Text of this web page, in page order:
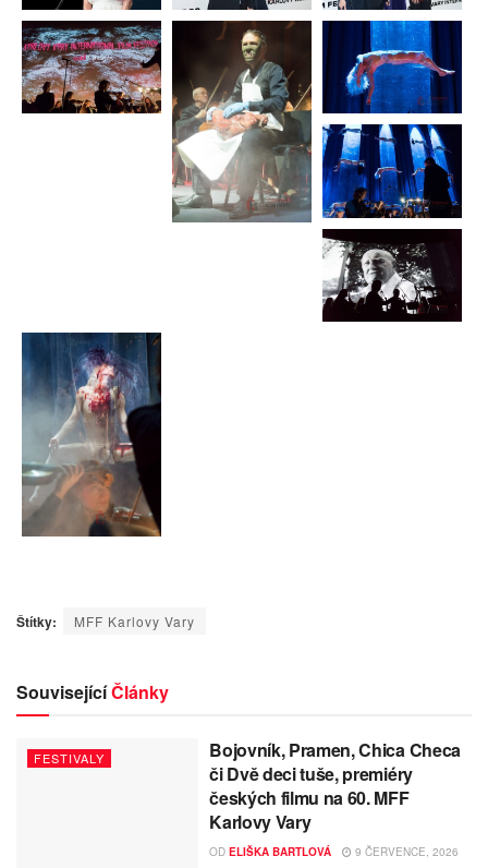
Štítky: MFF Karlovy Vary
SouvisejícíČlánky
FESTIVALY
Bojovník, Pramen, Chica Checa
či Dvě deci tuše, premiéry
českých filmu na 60. MFF
Karlovy Vary
OD ELIŠKA BARTLOVÁ 9 ČERVENCE, 2026